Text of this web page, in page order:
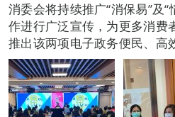
消委会将持续推广“消保易”及
作进行广泛宣传，为更多消费
推出该两项电子政务便民、高